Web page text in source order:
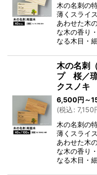
木の名刺の
薄くスライ
あわせた木
な木の香り
なる木目・
木の名刺
プ 桜／琉
クスノキ
6,500円 ～
(税込: 7,150
木の名刺の
薄くスライ
あわせた木
な木の香り
なる木目・